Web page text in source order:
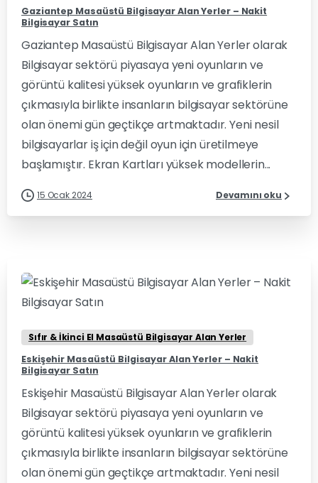
Gaziantep Masaüstü Bilgisayar Alan Yerler – Nakit
Bilgisayar Satın
Gaziantep Masaüstü Bilgisayar Alan Yerler olarak
Bilgisayar sektörü piyasaya yeni oyunların ve
görüntü kalitesi yüksek oyunların ve grafiklerin
çıkmasıyla birlikte insanların bilgisayar sektörüne
olan önemi gün geçtikçe artmaktadır. Yeni nesil
bilgisayarlar iş için değil oyun için üretilmeye
başlamıştır. Ekran Kartları yüksek modellerin...
15 Ocak 2024 Devamını oku
0 0
Sıfır & İkinci El Masaüstü Bilgisayar Alan Yerler
Eskişehir Masaüstü Bilgisayar Alan Yerler – Nakit
Bilgisayar Satın
Eskişehir Masaüstü Bilgisayar Alan Yerler olarak
Bilgisayar sektörü piyasaya yeni oyunların ve
görüntü kalitesi yüksek oyunların ve grafiklerin
çıkmasıyla birlikte insanların bilgisayar sektörüne
olan önemi gün geçtikçe artmaktadır. Yeni nesil